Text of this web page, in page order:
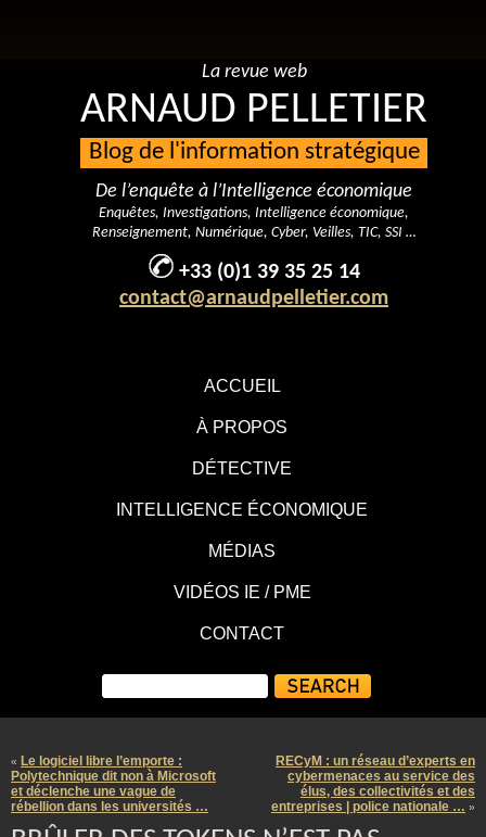
ACCUEIL
À PROPOS
DÉTECTIVE
INTELLIGENCE ÉCONOMIQUE
MÉDIAS
VIDÉOS IE / PME
CONTACT
La revue web
ARNAUD PELLETIER
Blog de l'information stratégique
De l’enquête à l’Intelligence économique
Enquêtes, Investigations, Intelligence économique,
Renseignement, Numérique, Cyber, Veilles, TIC, SSI …
+33 (0)1 39 35 25 14
contact@arnaudpelletier.com
« Le logiciel libre l’emporte :
Polytechnique dit non à Microsoft
et déclenche une vague de
rébellion dans les universités …
RECyM : un réseau d’experts en
cybermenaces au service des
élus, des collectivités et des
entreprises | police nationale … »